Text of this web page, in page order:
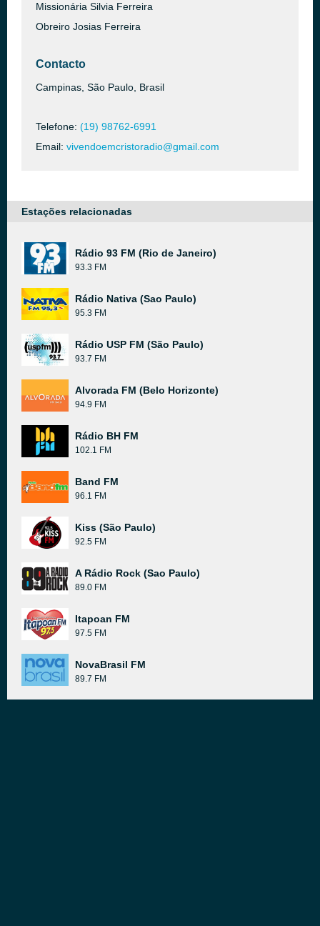
Missionária Silvia Ferreira
Obreiro Josias Ferreira
Contacto
Campinas, São Paulo, Brasil
Telefone: (19) 98762-6991
Email: vivendoemcristoradio@gmail.com
Estações relacionadas
Rádio 93 FM (Rio de Janeiro)
93.3 FM
Rádio Nativa (Sao Paulo)
95.3 FM
Rádio USP FM (São Paulo)
93.7 FM
Alvorada FM (Belo Horizonte)
94.9 FM
Rádio BH FM
102.1 FM
Band FM
96.1 FM
Kiss (São Paulo)
92.5 FM
A Rádio Rock (Sao Paulo)
89.0 FM
Itapoan FM
97.5 FM
NovaBrasil FM
89.7 FM